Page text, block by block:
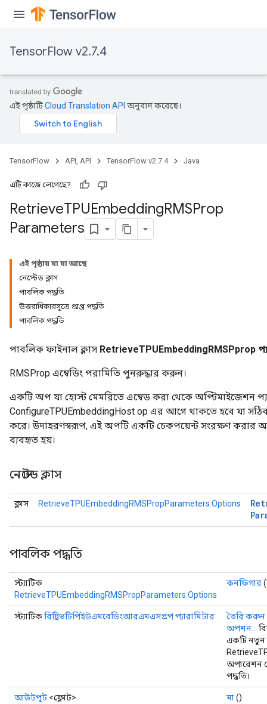
TensorFlow v2.7.4
এই পৃষ্ঠাটিCloud Translation API অনুবাদ করেছে।
TensorFlow API, API TensorFlow v2.7.4 Java
এটি কাজে লেগেছে?
RetrieveTPUEmbeddingRMSProp
Parameters
এই পৃষ্ঠায় যা যা আছে
নেস্টেড ক্লাস
পাবলিক পদ্ধতি
উত্তরাধিকারসূত্রে প্রাপ্ত পদ্ধতি
পাবলিক পদ্ধতি
পাবলিক ফাইনাল ক্লাস RetrieveTPUEmbeddingRMSPprop
RMSProp এম্বেডিং পরামিতি পুনরুদ্ধার করুন।
একটি অপ যা হোস্ট মেমরিতে এম্বেড করা থেকে অপ্টিমাইজেশন
ConfigureTPUEmbeddingHost op এর আগে থাকতে হবে যা
করে। উদাহরণস্বরূপ, এই অপটি একটি চেকপয়েন্ট সংরক্ষণ
ব্যবহৃত হয়।
নেস্টেড ক্লাস
ক্লাস RetrieveTPUEmbeddingRMSPropParameters.Options
পাবলিক পদ্ধতি
স্ট্যাটিক
RetrieveTPUEmbeddingRMSPropParameters.Options
কনফিগার
স্ট্যাটিকরিট্রিভটিপিইউএমবেডিংআরএমএসপ্রপ প্যারামিটার তৈরি করুন
অপশন...
একটি নতুন
অপারেশন
পদ্ধতি।
আউটপুট <ফ্লোট> মা()